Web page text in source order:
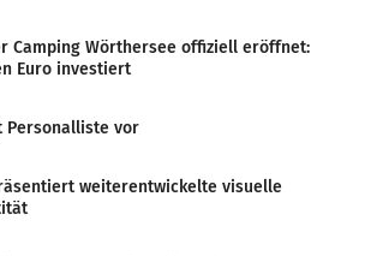
Camping Wörthersee offiziell eröffnet:
Euro investiert
Personalliste vor
weiterentwickelte visuelle